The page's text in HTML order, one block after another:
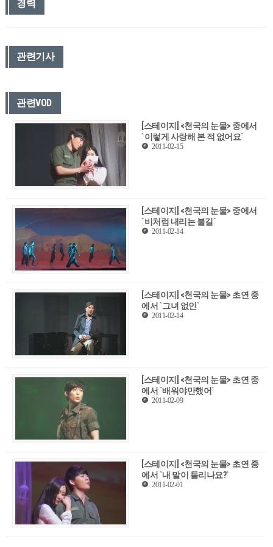
경력
관련기사
관련VOD
[스테이지] <천국의 눈물> 중에서
`이렇게 사랑해 본 적 없어요`
2011-02-15
[스테이지] <천국의 눈물> 중에서
`비처럼 내리는 불길`
2011-02-14
[스테이지] <천국의 눈물> 초연 중
에서 `그녀 없인`
2011-02-14
[스테이지] <천국의 눈물> 초연 중
에서 `배워야만했어`
2011-02-09
[스테이지] <천국의 눈물> 초연 중
에서 `내 말이 들리나요?`
2011-02-01